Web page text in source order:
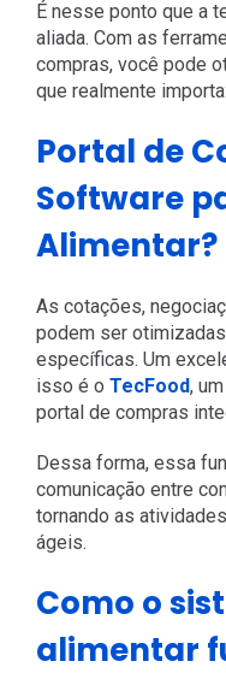
É nesse ponto que a
aliada. Com as
compras, você pode
que realmente
Portal de
Software
Alimentar?
As cotações,
podem ser
específicas. Um
isso é o TecFood,
portal de compras
Dessa forma, essa
comunicação entre
tornando as
ágeis.
Como o
alimentar